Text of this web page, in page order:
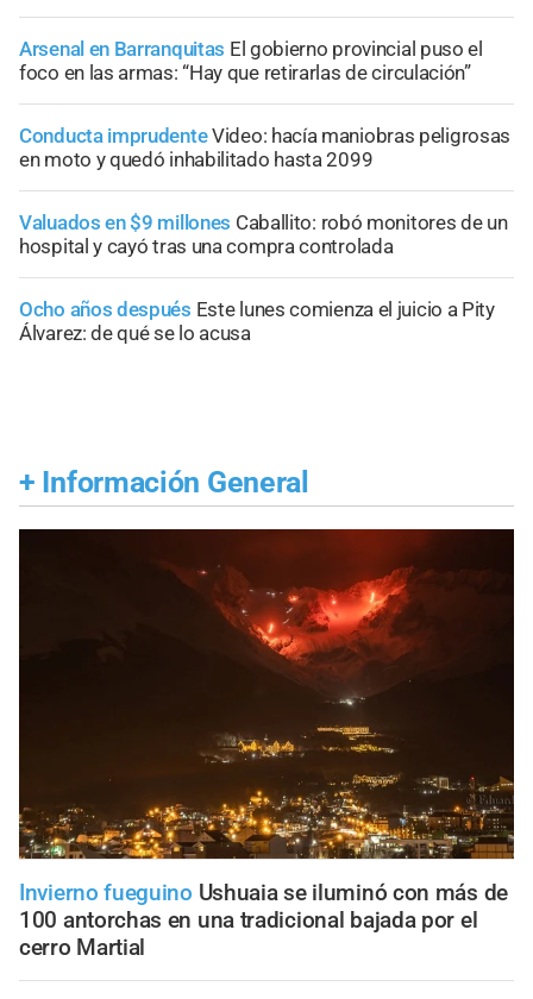
Arsenal en Barranquitas El gobierno provincial puso el
foco en las armas: “Hay que retirarlas de circulación”
Conducta imprudenteVideo: hacía maniobras peligrosas
en moto y quedó inhabilitado hasta 2099
Valuados en $9 millones Caballito: robó monitores de un
hospital y cayó tras una compra controlada
Ocho años después Este lunes comienza el juicio a Pity
Álvarez: de qué se lo acusa
+ Información General
Invierno fueguino Ushuaia se iluminó con más de
100 antorchas en una tradicional bajada por el
cerro Martial